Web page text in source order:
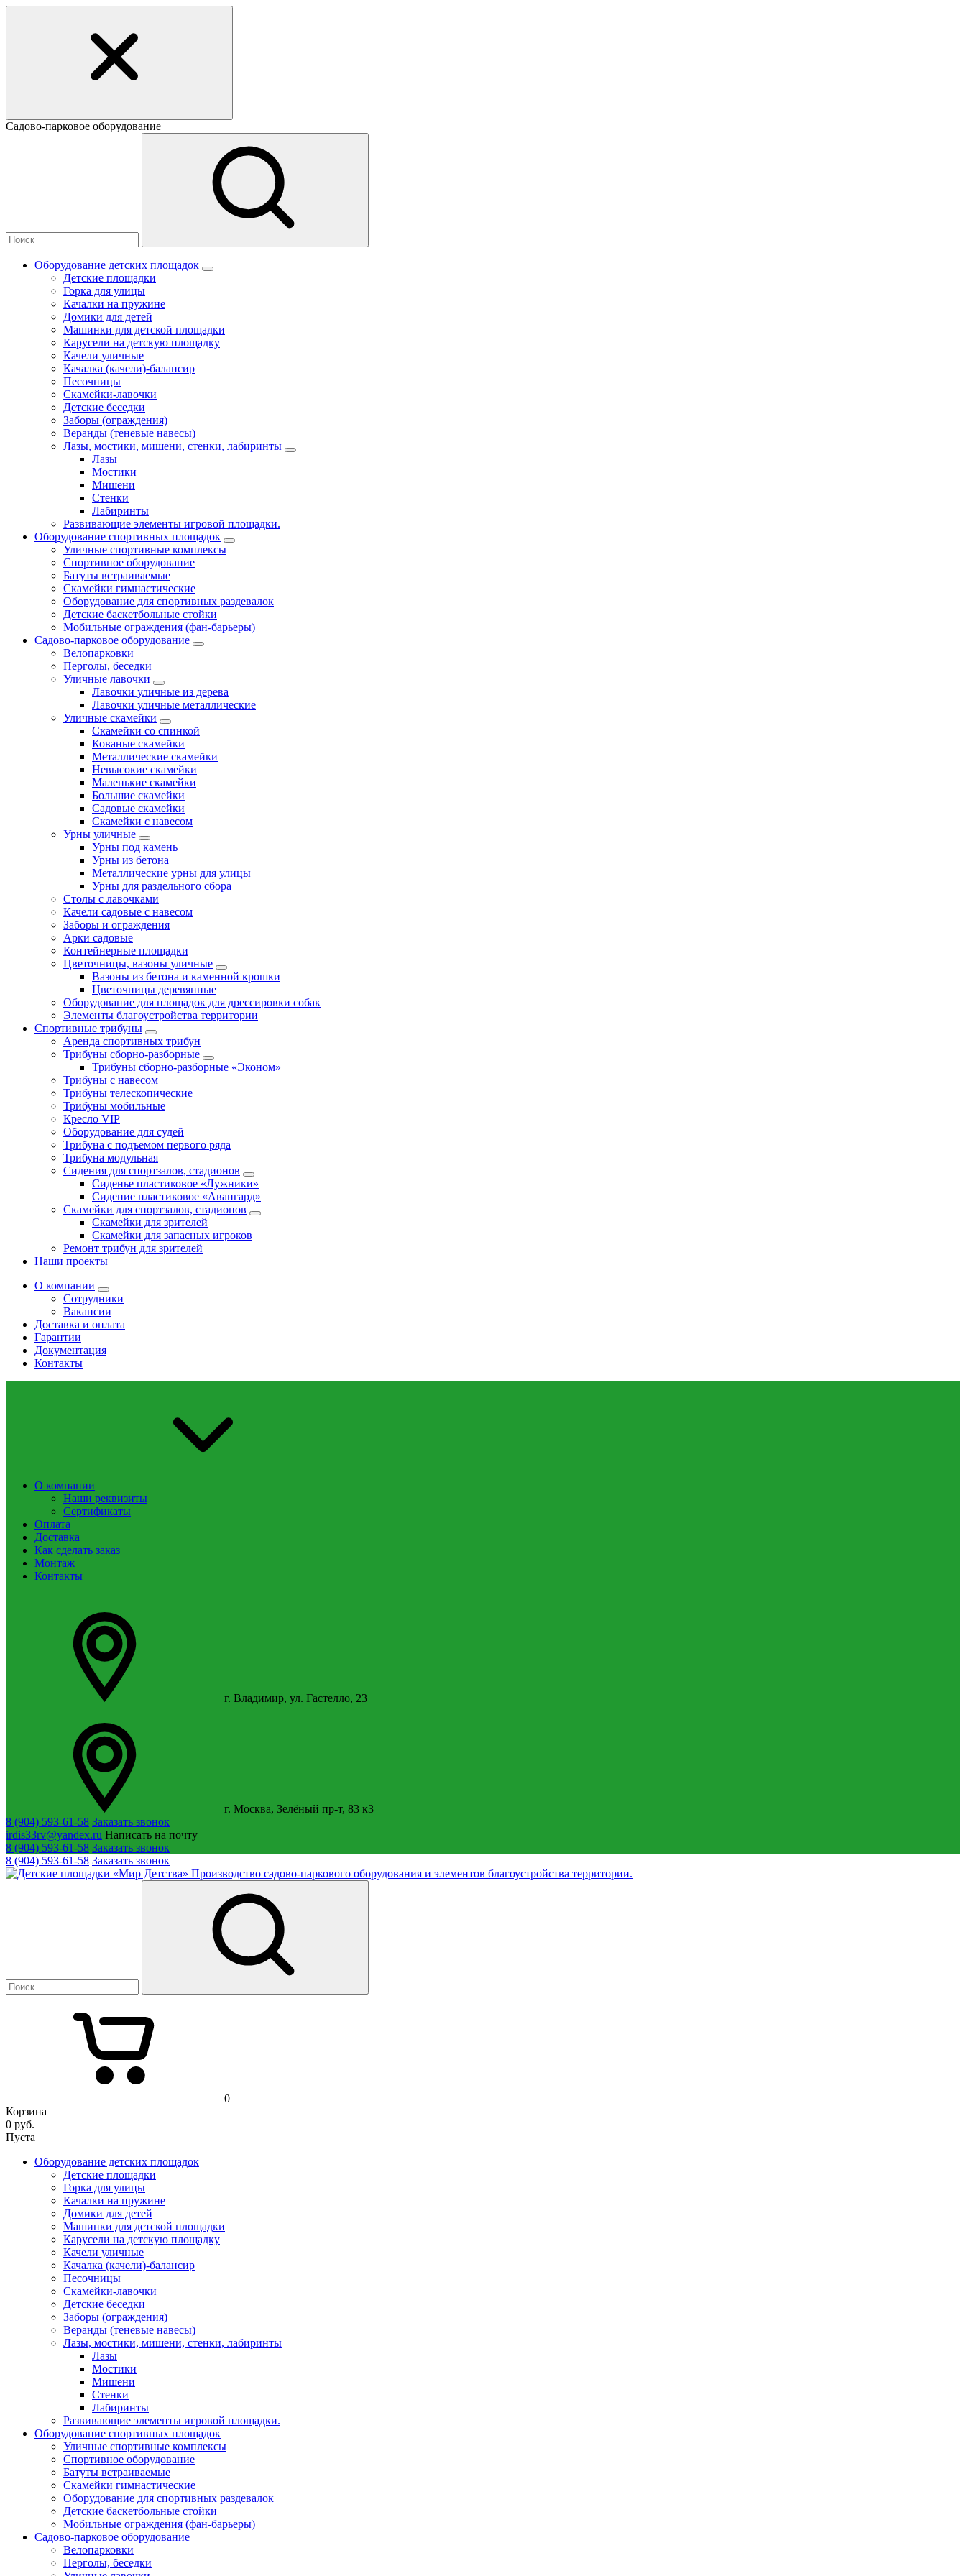
Садово-парковое оборудование
Оборудование детских площадок
Детские площадки
Горка для улицы
Качалки на пружине
Домики для детей
Машинки для детской площадки
Карусели на детскую площадку
Качели уличные
Качалка (качели)-балансир
Песочницы
Скамейки-лавочки
Детские беседки
Заборы (ограждения)
Веранды (теневые навесы)
Лазы, мостики, мишени, стенки, лабиринты
Лазы
Мостики
Мишени
Стенки
Лабиринты
Развивающие элементы игровой площадки.
Оборудование спортивных площадок
Уличные спортивные комплексы
Спортивное оборудование
Батуты встраиваемые
Скамейки гимнастические
Оборудование для спортивных раздевалок
Детские баскетбольные стойки
Мобильные ограждения (фан-барьеры)
Садово-парковое оборудование
Велопарковки
Перголы, беседки
Уличные лавочки
Лавочки уличные из дерева
Лавочки уличные металлические
Уличные скамейки
Скамейки со спинкой
Кованые скамейки
Металлические скамейки
Невысокие скамейки
Маленькие скамейки
Большие скамейки
Садовые скамейки
Скамейки с навесом
Урны уличные
Урны под камень
Урны из бетона
Металлические урны для улицы
Урны для раздельного сбора
Столы с лавочками
Качели садовые с навесом
Заборы и ограждения
Арки садовые
Контейнерные площадки
Цветочницы, вазоны уличные
Вазоны из бетона и каменной крошки
Цветочницы деревянные
Оборудование для площадок для дрессировки собак
Элементы благоустройства территории
Спортивные трибуны
Аренда спортивных трибун
Трибуны сборно-разборные
Трибуны сборно-разборные «Эконом»
Трибуны с навесом
Трибуны телескопические
Трибуны мобильные
Кресло VIP
Оборудование для судей
Трибуна с подъемом первого ряда
Трибуна модульная
Сидения для спортзалов, стадионов
Сиденье пластиковое «Лужники»
Сидение пластиковое «Авангард»
Скамейки для спортзалов, стадионов
Скамейки для зрителей
Скамейки для запасных игроков
Ремонт трибун для зрителей
Наши проекты
О компании
Сотрудники
Вакансии
Доставка и оплата
Гарантии
Документация
Контакты
О компании
Наши реквизиты
Сертификаты
Оплата
Доставка
Как сделать заказ
Монтаж
Контакты
г. Владимир, ул. Гастелло, 23
г. Москва, Зелёный пр-т, 83 к3
8 (904) 593-61-58 Заказать звонок
irdis33rv@yandex.ru Написать на почту
8 (904) 593-61-58 Заказать звонок
8 (904) 593-61-58 Заказать звонок
Производство садово-паркового оборудования и элементов благоустройства территории.
0
Корзина
0 руб.
Пуста
Оборудование детских площадок
Детские площадки
Горка для улицы
Качалки на пружине
Домики для детей
Машинки для детской площадки
Карусели на детскую площадку
Качели уличные
Качалка (качели)-балансир
Песочницы
Скамейки-лавочки
Детские беседки
Заборы (ограждения)
Веранды (теневые навесы)
Лазы, мостики, мишени, стенки, лабиринты
Лазы
Мостики
Мишени
Стенки
Лабиринты
Развивающие элементы игровой площадки.
Оборудование спортивных площадок
Уличные спортивные комплексы
Спортивное оборудование
Батуты встраиваемые
Скамейки гимнастические
Оборудование для спортивных раздевалок
Детские баскетбольные стойки
Мобильные ограждения (фан-барьеры)
Садово-парковое оборудование
Велопарковки
Перголы, беседки